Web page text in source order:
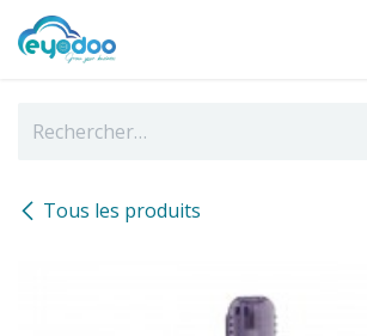
Se rendre au contenu
Tous les produits